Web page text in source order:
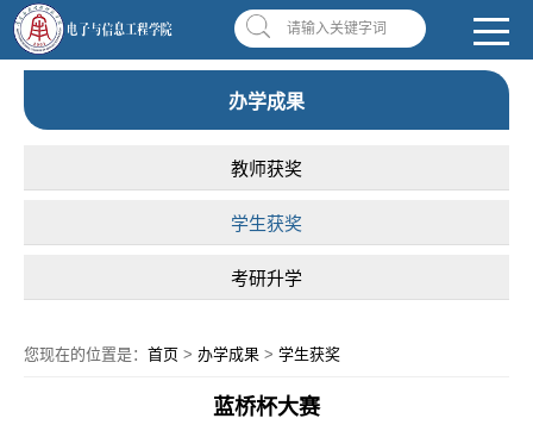
南昌应用技术师范学院，助你圆梦! 学校首页| OA系统 违反师德举报信箱
请输入关键字词
办学成果
教师获奖
学生获奖
考研升学
您现在的位置是： 首页 > 办学成果 > 学生获奖
蓝桥杯大赛